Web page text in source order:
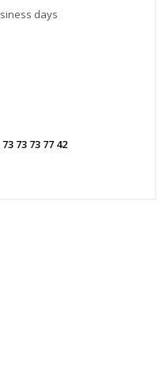
days
73 73 73 77 42